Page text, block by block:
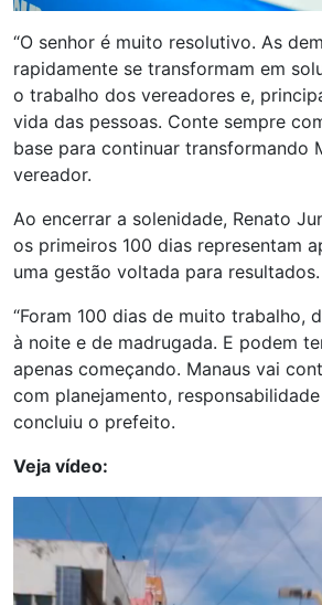
“O senhor é muito resolutivo. As
rapidamente se transformam em
o trabalho dos vereadores e,
vida das pessoas. Conte sempre
base para continuar transformando
vereador.
Ao encerrar a solenidade, Renato
os primeiros 100 dias representam
uma gestão voltada para resultados.
“Foram 100 dias de muito trabalho,
à noite e de madrugada. E podem
apenas começando. Manaus vai
com planejamento,
concluiu o prefeito.
Veja vídeo:
de
vídeo